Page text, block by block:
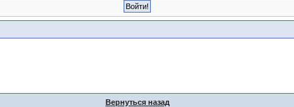
Вернуться назад